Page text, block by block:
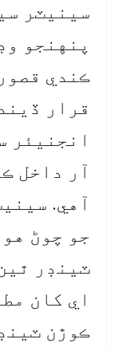
سينيٽر
پنهنجو
ڪندي
قرار
انجنيئر
آر داخل
آهي.
جو چوڻ
ٽينڊر
اي کان
ڪوڙن